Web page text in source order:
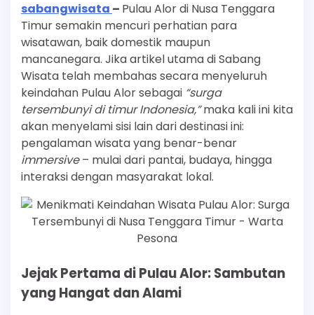
sabangwisata – Pulau Alor di Nusa Tenggara
Timur semakin mencuri perhatian para
wisatawan, baik domestik maupun
mancanegara. Jika artikel utama di Sabang
Wisata telah membahas secara menyeluruh
keindahan Pulau Alor sebagai “surga
tersembunyi di timur Indonesia,”maka kali ini kita
akan menyelami sisi lain dari destinasi ini:
pengalaman wisata yang benar-benar
immersive– mulai dari pantai, budaya, hingga
interaksi dengan masyarakat lokal.
Jejak Pertama di Pulau Alor: Sambutan
yang Hangat dan Alami